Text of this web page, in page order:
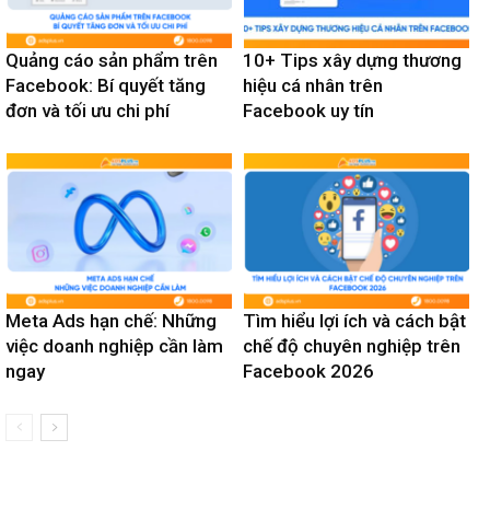
Quảng cáo sản phẩm trên
Facebook: Bí quyết tăng
đơn và tối ưu chi phí
10+ Tips xây dựng thương
hiệu cá nhân trên
Facebook uy tín
Meta Ads hạn chế: Những
việc doanh nghiệp cần làm
ngay
Tìm hiểu lợi ích và cách bật
chế độ chuyên nghiệp trên
Facebook 2026